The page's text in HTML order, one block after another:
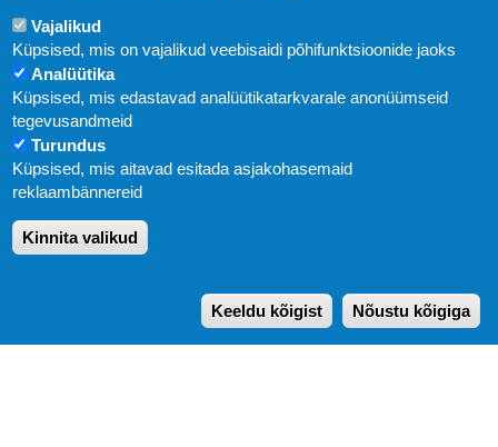
Uudised
KIRJASTUS PEGASUS OÜ © 2020
Paldiski mnt. 29 (A korpus VI korrus), Tallinn
E-post:pegasus[at]pegasus.ee
Vajalikud
Küpsised, mis on vajalikud veebisaidi põhifunktsioonide jaoks
Analüütika
Küpsised, mis edastavad analüütikatarkvarale anonüümseid
tegevusandmeid
Turundus
Küpsised, mis aitavad esitada asjakohasemaid
reklaambännereid
Kinnita valikud
Keeldu kõigist Nõustu kõigiga